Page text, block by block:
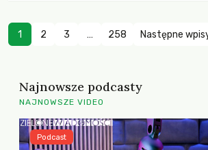
1 2 3 … 258 Następne
Najnowsze podcasty
NAJNOWSZE VIDEO
Podcast